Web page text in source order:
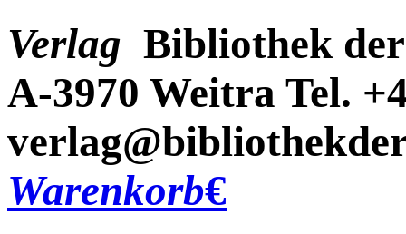
Verlag Bibliothek
A-3970 Weitra Tel.
Warenkorb€